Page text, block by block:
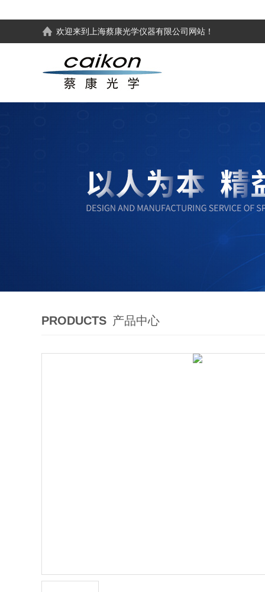
欢迎来到 上海蔡康光学仪器有限公司 网站！
PRODUCTS 产品中心